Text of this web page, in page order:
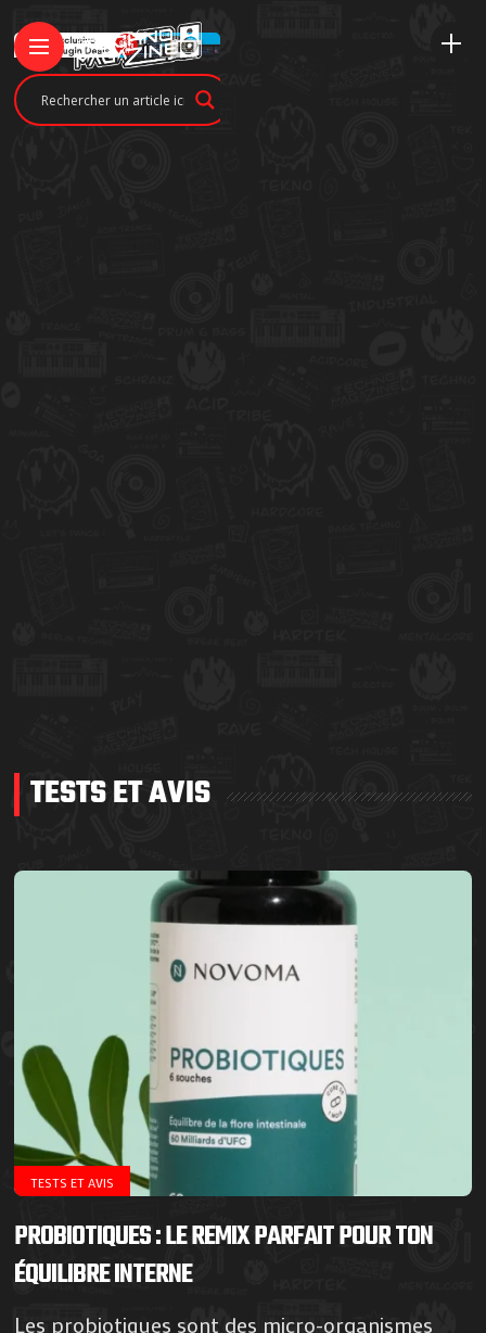
TESTS ET AVIS
TESTS ET AVIS
PROBIOTIQUES : LE REMIX PARFAIT POUR TON
ÉQUILIBRE INTERNE
Les probiotiques sont des micro-organismes